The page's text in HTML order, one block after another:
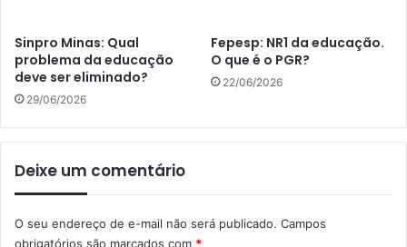
Sinpro Minas: Qual
problema da educação
deve ser eliminado?
29/06/2026
Fepesp: NR1 da educação.
O que é o PGR?
22/06/2026
Deixe um comentário
O seu endereço de e-mail não será publicado. Campos
obrigatórios são marcados com *